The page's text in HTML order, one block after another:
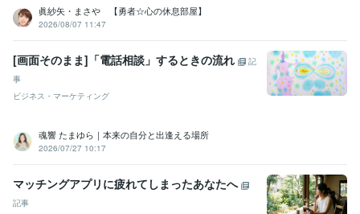
精神保健福祉士 取得年 : 2020年
ビジネス・クリエイティブツール
Excel:15年 PowerPoint:15年
Google サイト:10年
Google スプレッドシート:10年 Google スライド:10年
Moneyfoward:10年
ジョブカン会計:10年
その他ツール
傾聴スキル（産業カウンセラー）:12年
グリーフケア（死別の悲嘆を抱える方のサポート）:3年
直観力・洞察力が強い（第六感が高い）:99年
眞紗矢・まさや 【勇者☆心の休息部屋】
2026/08/07 11:47
[画面そのまま]「電話相談」するときの流れ
記
事
ビジネス・マーケティング
魂響 たまゆら｜本来の自分と出逢える場所
2026/07/27 10:17
マッチングアプリに疲れてしまったあなたへ
記事